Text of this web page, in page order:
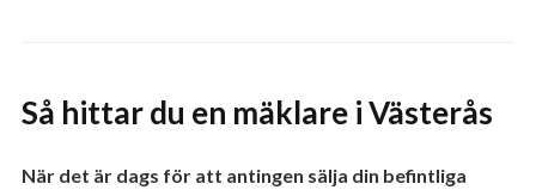
Så hittar du en mäklare i Västerås
När det är dags för att antingen sälja din befintliga